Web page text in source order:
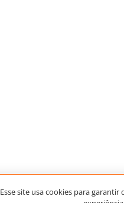
Esse site usa cookies para